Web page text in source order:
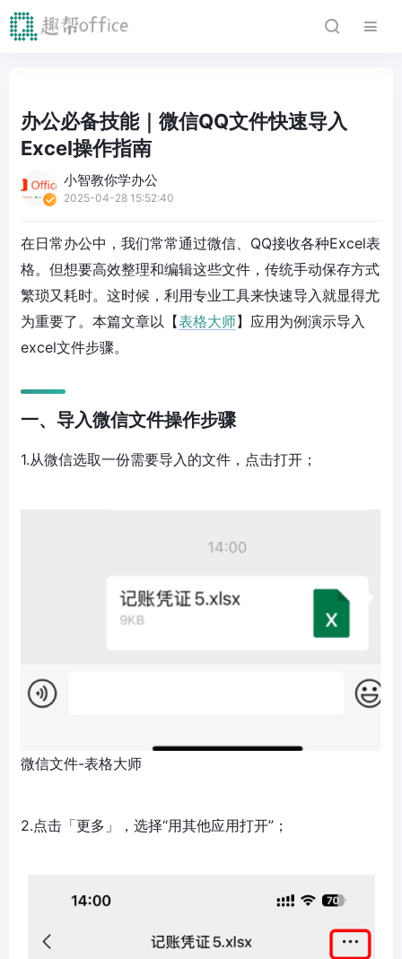
办公必备技能｜微信QQ文件快速导入
Excel操作指南
小智教你学办公
2025-04-28 15:52:40
在日常办公中，我们常常通过微信、QQ接收各种Excel表
格。但想要高效整理和编辑这些文件，传统手动保存方式
繁琐又耗时。这时候，利用专业工具来快速导入就显得尤
为重要了。本篇文章以【表格大师】应用为例演示导入
excel文件步骤。
一、导入微信文件操作步骤
1.从微信选取一份需要导入的文件，点击打开；
微信文件-表格大师
2.点击「更多」，选择“用其他应用打开”；